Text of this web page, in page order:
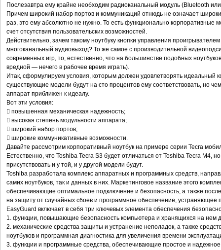
Послезавтра ему крайне необходим радиоканальный модуль (Bluetooth
Причем широкий набор портов и коммуникаций отнюдь не означает
раз, это ему абсолютно не нужно. То есть функционально корпоративные
счет отсутствия пользовательских возможностей.
Действительно, зачем такому ноутбуку кнопки управления
многоканальный аудиовыход? То же самое с производительной
современных игр, то, естественно, что на большинстве подобных
вредной — нечего в рабочее время играть).
Итак, сформулируем условия, которым должен удовлетворять идеальный
существующие модели будут на сто процентов ему соответствовать, но
аппарат приближен к идеалу.
Вот эти условия:
 повышенная механическая надежность;
 высокая степень модульности аппарата;
 широкий набор портов;
 широкие коммуникативные возможности.
Давайте рассмотрим корпоративный ноутбук на примере серии Tecra
Естественно, что Toshiba Tecra S3 будет отличаться от Toshiba Tecra M4,
присутствовать и у той, и у другой модели будут.
Toshiba разработала комплекс аппаратных и программных средств,
самих ноутбуков, так и данных в них. Маркетинговое название этого
обеспечивающие оптимальное подключение и безопасность, а также
на защиту от случайных сбоев и программное обеспечение, устраняющее
EasyGuard включает в себя три ключевых элемента обеспечения
1. функции, повышающие безопасность компьютера и хранящихся на нем
2. механические средства защиты и устранение неполадок, а также
ноутбуков и программная диагностика для увеличения времени
3. функции и программные средства, обеспечивающие простое и